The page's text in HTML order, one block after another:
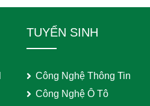
TUYỂN SINH
Công Nghệ Thông Tin
Công Nghệ Ô Tô